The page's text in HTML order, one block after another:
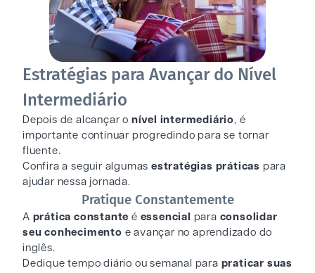
Estratégias para Avançar do Nível
Intermediário
Depois de alcançar o nível intermediário, é
importante continuar progredindo para se tornar
fluente.
Confira a seguir algumas estratégias práticas para
ajudar nessa jornada.
Pratique Constantemente
A prática constante é essencial para consolidar
seu conhecimento e avançar no aprendizado do
inglês.
Dedique tempo diário ou semanal para praticar suas